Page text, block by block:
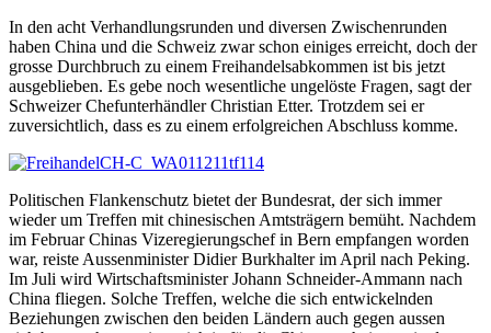
In den acht Verhandlungsrunden und diversen Zwischenrunden
haben China und die Schweiz zwar schon einiges erreicht, doch der
grosse Durchbruch zu einem Freihandelsabkommen ist bis jetzt
ausgeblieben. Es gebe noch wesentliche ungelöste Fragen, sagt der
Schweizer Chefunterhändler Christian Etter. Trotzdem sei er
zuversichtlich, dass es zu einem erfolgreichen Abschluss komme.
Politischen Flankenschutz bietet der Bundesrat, der sich immer
wieder um Treffen mit chinesischen Amtsträgern bemüht. Nachdem
im Februar Chinas Vizeregierungschef in Bern empfangen worden
war, reiste Aussenminister Didier Burkhalter im April nach Peking.
Im Juli wird Wirtschaftsminister Johann Schneider-Ammann nach
China fliegen. Solche Treffen, welche die sich entwickelnden
Beziehungen zwischen den beiden Ländern auch gegen aussen